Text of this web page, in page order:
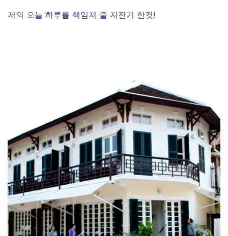
저의 오늘 하루를 책임져 줄 자전거 한컷!